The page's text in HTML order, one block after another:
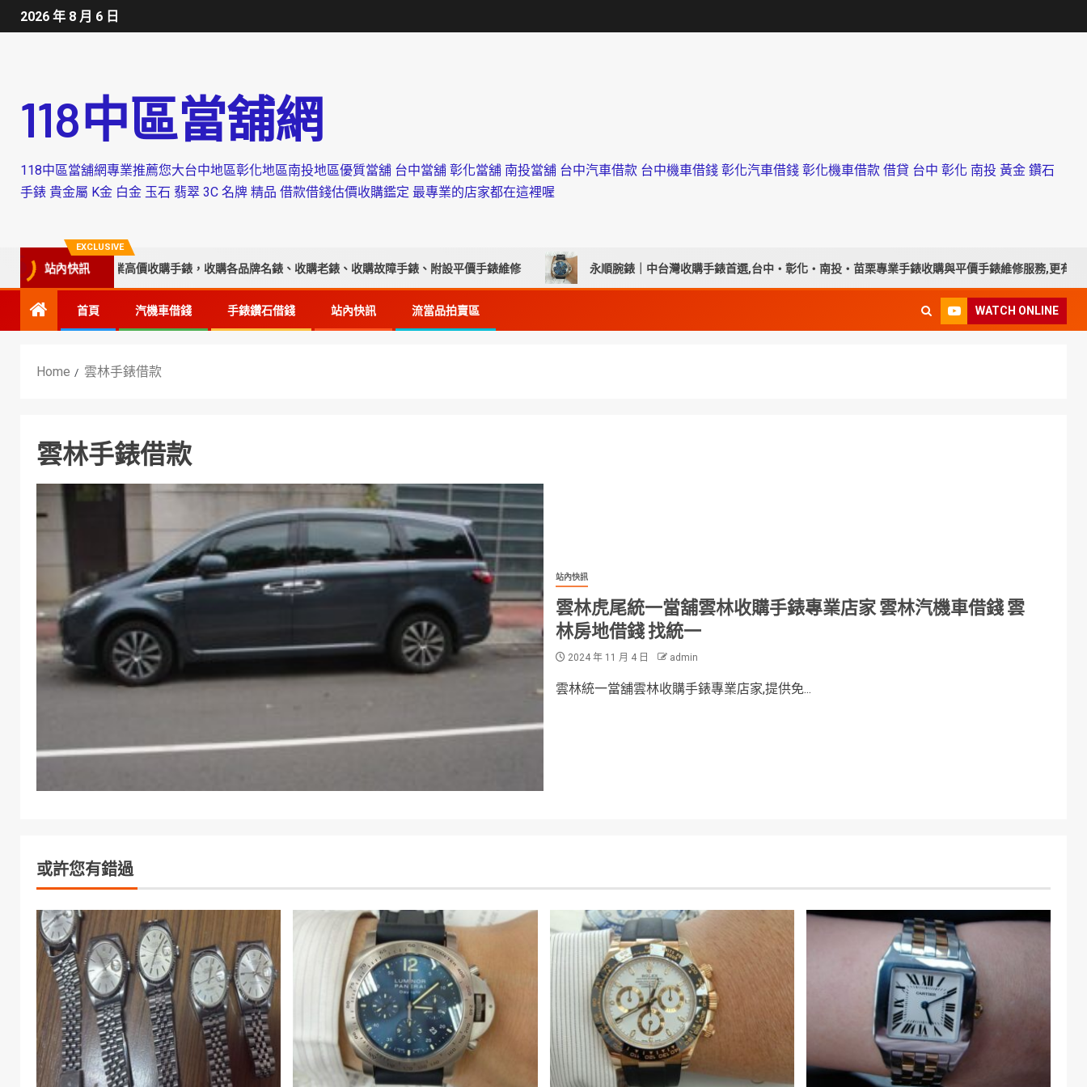
2026 年 8 月 6 日
118中區當舖網
118中區當舖網專業推薦您大台中地區彰化地區南投地區優質當舖 台中當舖 彰化當舖 南投當舖 台中汽車借款 台中機車借錢 彰化汽車借錢 彰化機車借款 借貸 台中 彰化 南投 黃金 鑽石
手錶 貴金屬 K金 白金 玉石 翡翠 3C 名牌 精品 借款借錢估價收購鑑定 最專業的店家都在這裡喔
EXCLUSIVE
站內快訊
｜永順腕錶專業高價收購手錶，收購各品牌名錶、收購老錶、收購故障手錶、附設平價手錶維修 永順腕錶｜中台灣收購手錶首選,台中・彰化・南投・苗栗專業手錶收購與平價手錶維修服務,更有貼心免費
首頁 汽機車借錢 手錶鑽石借錢 站內快訊 流當品拍賣區 WATCH ONLINE
Home 雲林手錶借款
雲林手錶借款
站內快訊
雲林虎尾統一當舖雲林收購手錶專業店家 雲林汽機車借錢 雲
林房地借錢 找統一
2024 年 11 月 4 日 admin
雲林統一當舖雲林收購手錶專業店家,提供免...
或許您有錯過